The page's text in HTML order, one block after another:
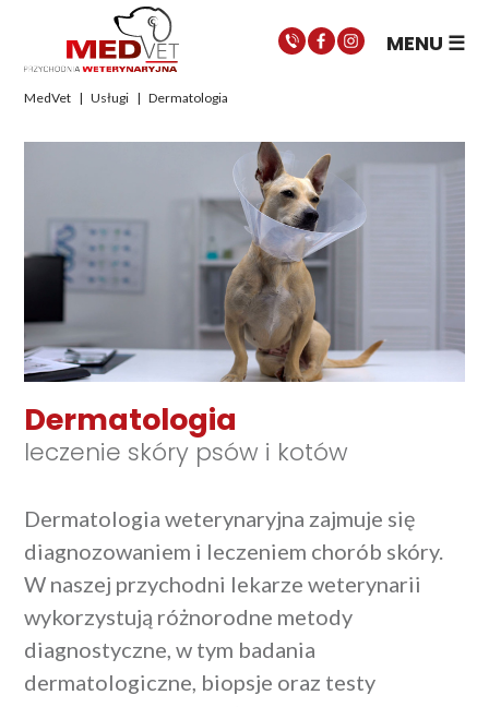
MENU
MedVet | Usługi | Dermatologia
Dermatologia
leczenie skóry psów i kotów
Dermatologia weterynaryjna zajmuje się
diagnozowaniem i leczeniem chorób skóry.
W naszej przychodni lekarze weterynarii
wykorzystują różnorodne metody
diagnostyczne, w tym badania
dermatologiczne, biopsje oraz testy